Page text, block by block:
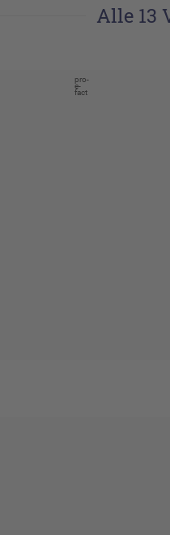
Alle 13
pro-
e-
fact